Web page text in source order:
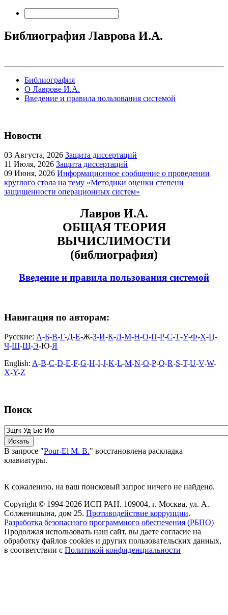
Библиография Лаврова И.А.
Библиография
О Лаврове И.А.
Введение и правила пользования системой
Новости
03 Августа, 2026 Защита диссертаций
11 Июля, 2026 Защита диссертаций
09 Июня, 2026 Информационное сообщение о проведении
круглого стола на тему «Методики оценки степени
защищенности операционных систем»
Лавров И.А.
ОБЩАЯ ТЕОРИЯ
ВЫЧИСЛИМОСТИ
(библиография)
Введение и правила пользования системой
Навигация по авторам:
Русские: А-Б-В-Г-Д-Е-Ж-З-И-К-Л-М-Н-О-П-Р-С-Т-У-Ф-Х-Ц-
Ч-Ш-Щ-Э-Ю-Я
English: A-B-C-D-E-F-G-H-I-J-K-L-M-N-O-P-Q-R-S-T-U-V-W-
X-Y-Z
Поиск
В запросе "Pour-El M. B." восстановлена раскладка
клавиатуры.
К сожалению, на ваш поисковый запрос ничего не найдено.
Copyright © 1994-2026 ИСП РАН. 109004, г. Москва, ул. А.
Солженицына, дом 25. Противодействие коррупции.
Разработка безопасного программного обеспечения (РБПО)
Продолжая использовать наш сайт, вы даете согласие на
обработку файлов cookies и других пользовательских данных,
в соответствии с Политикой конфиденциальности